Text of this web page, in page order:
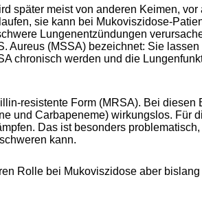
später meist von anderen Keimen,
sie kann bei Mukoviszidose-
Lungenentzündungen
Aureus (MSSA) bezeichnet: Sie lassen
chronisch werden und die
resistente Form (MRSA). Bei diesen
und Carbapeneme) wirkungslos. Für
Das ist besonders
kann.
Rolle bei Mukoviszidose aber